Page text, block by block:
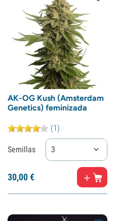
AK-OG Kush (Amsterdam
Genetics) feminizada
(1)
Semillas 3
30,00€